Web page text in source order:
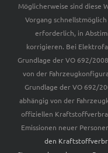
Möglicherweise sind diese
Vorgang
erforderlich, in
korrigieren. Bei
Grundlage der VO 692/
von der
Grundlage der VO 692/
abhängig von der
offiziellen
Emissionen neuer
den